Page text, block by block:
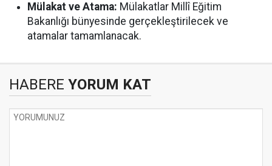
Mülakat ve Atama: Mülakatlar Millî Eğitim
Bakanlığı bünyesinde gerçekleştirilecek ve
atamalar tamamlanacak.
HABERE YORUM KAT